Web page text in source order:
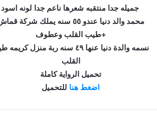
جميله جدا منتقبه شعرها ناعم جدا لونه اسود
محمد والد دنيا عندو ٥٥ سنه يملك شركة قماش
طيب القلب وعطوف+
نسمه والدة دنيا عنها ٤٩ سنه ربة منزل كريمه طيبه
القلب
تحميل الرواية كاملة
اضغط هنا للتحميل